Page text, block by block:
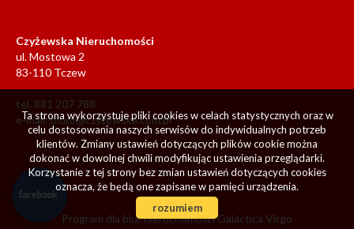
Czyżewska Nieruchomości
ul. Mostowa 2
83-110 Tczew
tel. 881 207 788
e-mail:biuro@czyzewska.com.pl
Program dla biur nieruchomościGalactica Virgo
Ta strona wykorzystuje pliki cookies w celach statystycznych oraz w
celu dostosowania naszych serwisów do indywidualnych potrzeb
klientów. Zmiany ustawień dotyczących plików cookie można
dokonać w dowolnej chwili modyfikując ustawienia przeglądarki.
Korzystanie z tej strony bez zmian ustawień dotyczących cookies
oznacza, że będą one zapisane w pamięci urządzenia.
rozumiem